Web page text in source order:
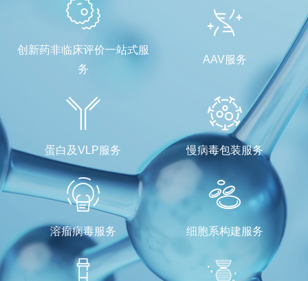
创新药非临床评价一站式服
务
AAV服务
蛋白及VLP服务 慢病毒包装服务
溶瘤病毒服务 细胞系构建服务